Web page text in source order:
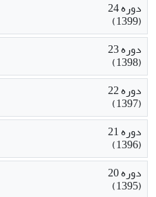
دوره 24
(1399)
دوره 23
(1398)
دوره 22
(1397)
دوره 21
(1396)
دوره 20
(1395)